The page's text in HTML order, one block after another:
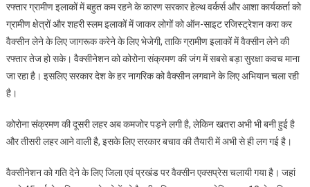
रफ्तार ग्रामीण इलाकों में बहुत कम रहने के कारण सरकार हेल्थ वर्कर्स और आशा कार्यकर्ता को
ग्रामीण क्षेत्रों और शहरी स्लम इलाकों में जाकर लोगों को ऑन-साइट रजिस्ट्रेशन करा कर
वैक्सीन लेने के लिए जागरूक करेने के लिए भेजेगी, ताकि ग्रामीण इलाकों में वैक्सीन लेने की
रफ्तार तेज हो सके। वैक्‍सीनेशन को कोरोना संक्रमण की जंग में सबसे बड़ा सुरक्षा कवच माना
जा रहा है। इसलिए सरकार देश के हर नागरिक को वैक्‍सीन लगवाने के लिए अभियान चला रही
है।
कोरोना संक्रमण की दूसरी लहर अब कमजोर पड़ने लगी है, लेकिन खतरा अभी भी बनी हुई है
और तीसरी लहर आने वाली है, इसके लिए सरकार बचाव की तैयारी में अभी से ही लग गई है।
वैक्सीनेशन को गति देने के लिए जिला एवं प्रखंड पर वैक्सीन एक्सप्रेस चलायी गया है। जहां